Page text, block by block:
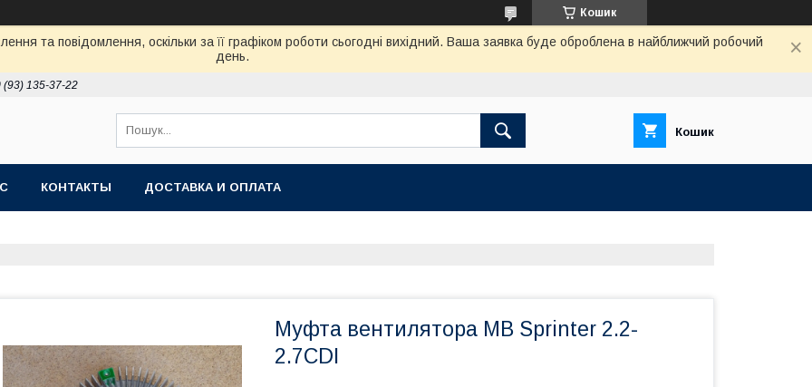
Кошик
та повідомлення, оскільки за її графіком роботи сьогодні вихідний. Ваша заявка буде оброблена в найближчий робочий
день.
(93) 135-37-22
Кошик
КОНТАКТЫ ДОСТАВКА И ОПЛАТА
Муфта вентилятора MB Sprinter 2.2-
2.7CDI